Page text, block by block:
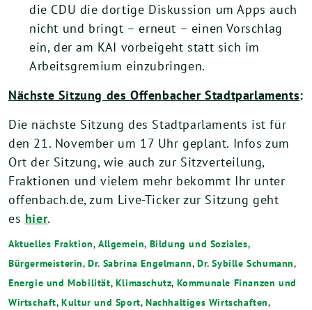
die CDU die dortige Diskussion um Apps auch
nicht und bringt – erneut – einen Vorschlag
ein, der am KAI vorbeigeht statt sich im
Arbeitsgremium einzubringen.
Nächste Sitzung des Offenbacher Stadtparlaments:
Die nächste Sitzung des Stadtparlaments ist für
den 21. November um 17 Uhr geplant. Infos zum
Ort der Sitzung, wie auch zur Sitzverteilung,
Fraktionen und vielem mehr bekommt Ihr unter
offenbach.de, zum Live-Ticker zur Sitzung geht
es hier.
Aktuelles Fraktion,Allgemein, Bildung und Soziales,
Bürgermeisterin,Dr. Sabrina Engelmann,Dr. Sybille Schumann,
Energie und Mobilität, Klimaschutz, Kommunale Finanzen und
Wirtschaft,Kultur und Sport,Nachhaltiges Wirtschaften,